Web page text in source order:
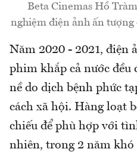
Beta Cinemas Hồ
nghiệm điện ảnh ấn tượng
Năm 2020 - 2021, điện
phim khắp cả nước đều
nề do dịch bệnh phức
cách xã hội. Hàng loạt
chiếu để phù hợp với
nhiên, trong 2 năm khó